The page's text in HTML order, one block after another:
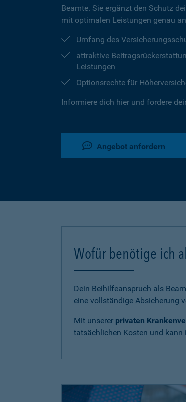
Beamte. Sie ergänzt den Schutz
mit optimalen Leistungen genau
Umfang des
attraktive
Leistungen
Optionsrechte für
Informiere dich hier und fordere
Angebot anfordern
Wofür benötige ich
Dein Beihilfeanspruch als
eine vollständige Absicherung
Mit unserer privaten
tatsächlichen Kosten und kann